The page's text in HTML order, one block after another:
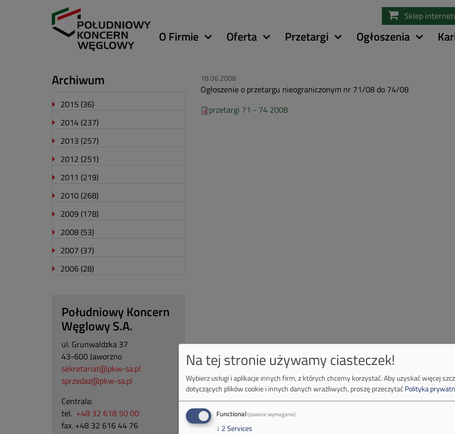
treści
Sklep
Główna
O Firmie Oferta Przetargi Ogłoszenia
18.06.2008
Ogłoszenie o przetargu nieograniczonym nr 71/08 do 74/08
przetargi 71 - 74 2008
Archiwum
2015 (36)
2014 (237)
2013 (257)
2012 (251)
2011 (219)
2010 (268)
2009 (178)
2008 (53)
2007 (37)
2006 (28)
Południowy Koncern
Węglowy S.A.
ul. Grunwaldzka 37
43-600 Jaworzno
sekretariat@pkw-sa.pl
sprzedaz@pkw-sa.pl
Centrala:
tel. +48 32 618 50 00
fax. +48 32 616 44 76
Na tej stronie używamy ciasteczek!
Wybierz usługi i aplikacje innych firm, z których chcemy korzystać.Aby uzyskać więcej
dotyczących plików cookie i innych danych wrażliwych, proszę przeczytaćPolityka
Functional(zawsze wymagane)
↓ 2Services